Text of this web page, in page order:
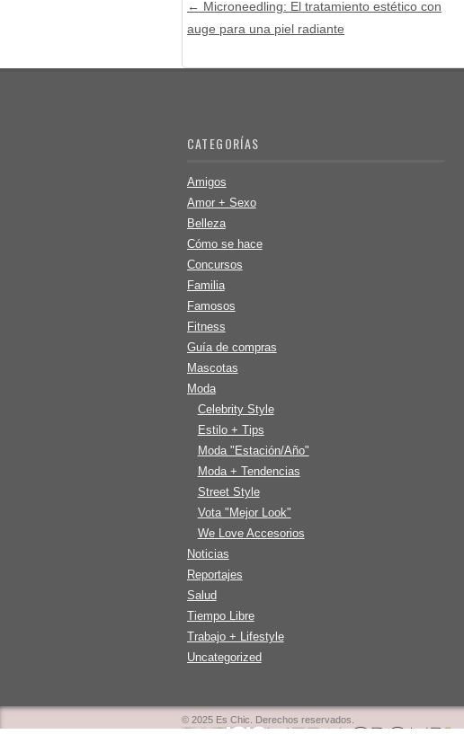
← Microneedling: El tratamiento estético con
auge para una piel radiante
CATEGORÍAS
Amigos
Amor + Sexo
Belleza
Cómo se hace
Concursos
Familia
Famosos
Fitness
Guía de compras
Mascotas
Moda
Celebrity Style
Estilo + Tips
Moda "Estación/Año"
Moda + Tendencias
Street Style
Vota "Mejor Look"
We Love Accesorios
Noticias
Reportajes
Salud
Tiempo Libre
Trabajo + Lifestyle
Uncategorized
© 2025 Es Chic. Derechos reservados.